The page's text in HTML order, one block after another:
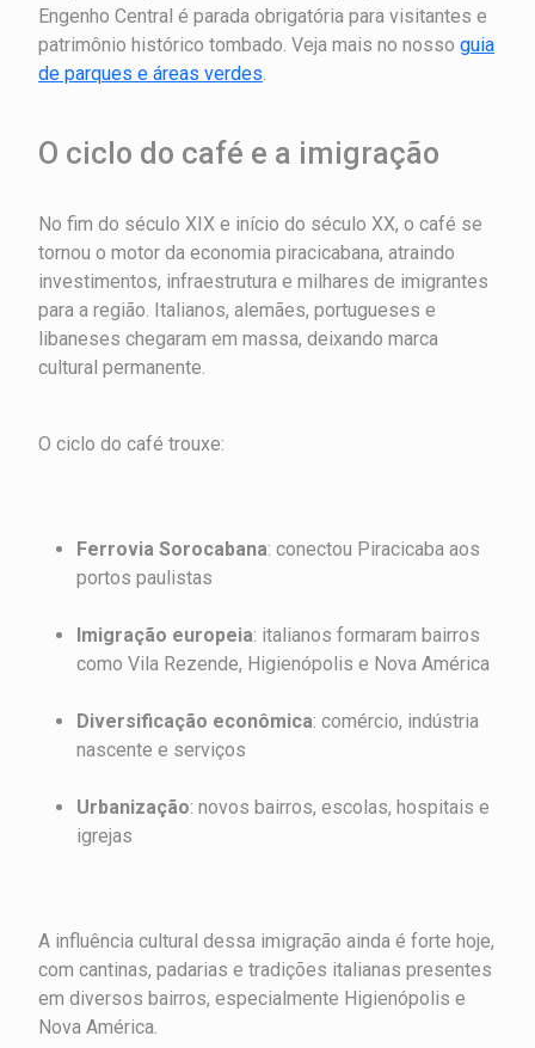
Engenho Central é parada obrigatória para visitantes e
patrimônio histórico tombado. Veja mais no nosso guia
de parques e áreas verdes.
O ciclo do café e a imigração
No fim do século XIX e início do século XX, o café se
tornou o motor da economia piracicabana, atraindo
investimentos, infraestrutura e milhares de imigrantes
para a região. Italianos, alemães, portugueses e
libaneses chegaram em massa, deixando marca
cultural permanente.
O ciclo do café trouxe:
Ferrovia Sorocabana: conectou Piracicaba aos
portos paulistas
Imigração europeia: italianos formaram bairros
como Vila Rezende, Higienópolis e Nova América
Diversificação econômica: comércio, indústria
nascente e serviços
Urbanização: novos bairros, escolas, hospitais e
igrejas
A influência cultural dessa imigração ainda é forte hoje,
com cantinas, padarias e tradições italianas presentes
em diversos bairros, especialmente Higienópolis e
Nova América.